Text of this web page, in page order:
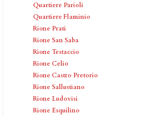
Quartiere Parioli
Quartiere Flaminio
Rione Prati
Rione San Saba
Rione Testaccio
Rione Celio
Rione Castro Pretorio
Rione Sallustiano
Rione Ludovisi
Rione Esquilino